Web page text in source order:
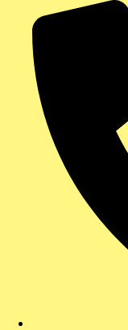
contenu